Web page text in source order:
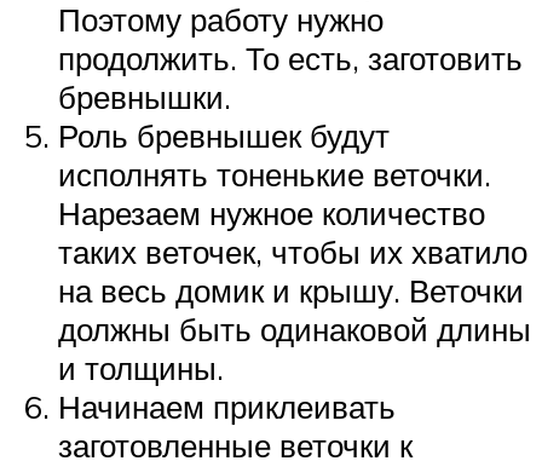
Поэтому работу нужно
продолжить. То есть, заготовить
бревнышки.
Роль бревнышек будут
исполнять тоненькие веточки.
Нарезаем нужное количество
таких веточек, чтобы их хватило
на весь домик и крышу. Веточки
должны быть одинаковой длины
и толщины.
Начинаем приклеивать
заготовленные веточки к